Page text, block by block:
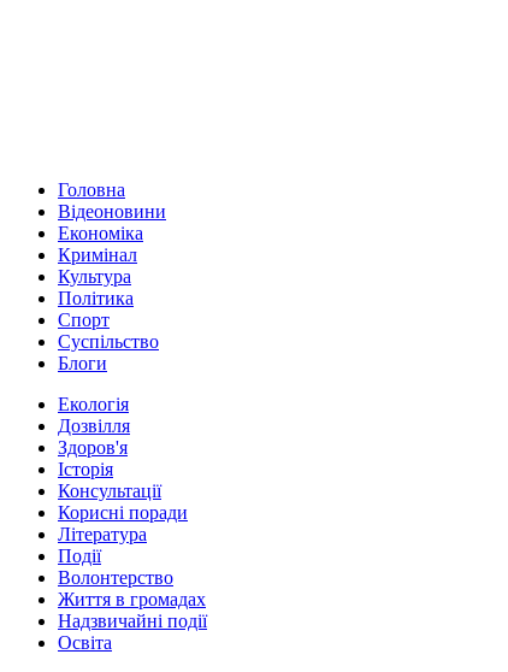
Головна
Відеоновини
Економіка
Кримінал
Культура
Політика
Спорт
Суспільство
Блоги
Екологія
Дозвілля
Здоров'я
Історія
Консультації
Корисні поради
Література
Події
Волонтерство
Життя в громадах
Надзвичайні події
Освіта